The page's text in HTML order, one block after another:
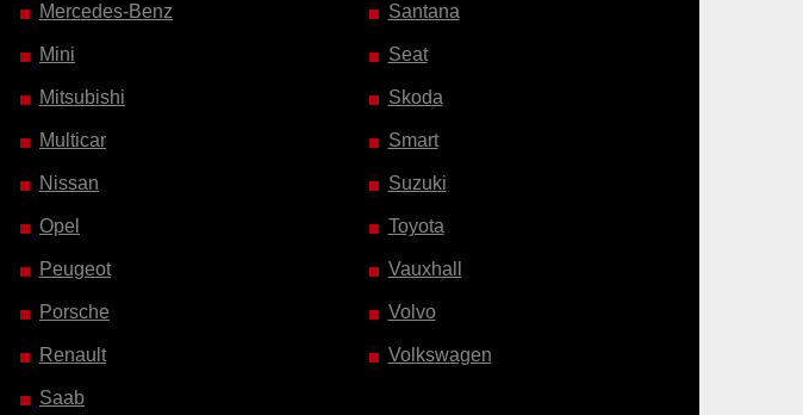
Mercedes-Benz
Mini
Mitsubishi
Multicar
Nissan
Opel
Peugeot
Porsche
Renault
Saab
Santana
Seat
Skoda
Smart
Suzuki
Toyota
Vauxhall
Volvo
Volkswagen